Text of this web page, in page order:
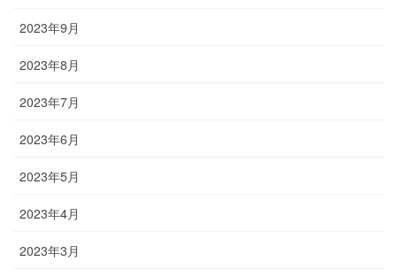
2023年9月
2023年8月
2023年7月
2023年6月
2023年5月
2023年4月
2023年3月